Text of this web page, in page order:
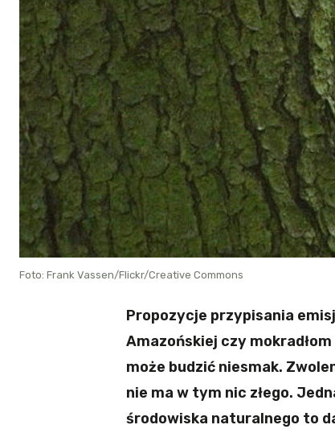
Foto: Frank Vassen/Flickr/Creative Commons
Propozycje przypisania
Amazońskiej czy
może budzić niesmak.
nie ma w tym nic złego.
środowiska naturalnego to